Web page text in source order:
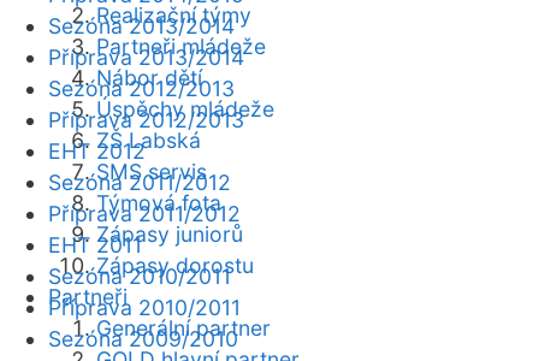
Realizační týmy
Partneři mládeže
Nábor dětí
Úspěchy mládeže
ZŠ Labská
SMS servis
Týmová fota
Zápasy juniorů
Zápasy dorostu
Partneři
Generální partner
Sezóna 2013/2014
Příprava 2013/2014
Sezóna 2012/2013
Příprava 2012/2013
EHT 2012
Sezóna 2011/2012
Příprava 2011/2012
EHT 2011
Sezóna 2010/2011
Příprava 2010/2011
Sezóna 2009/2010